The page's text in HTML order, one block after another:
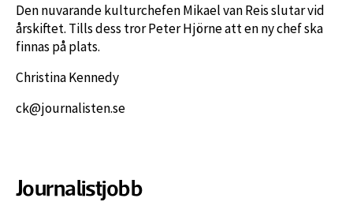
Den nuvarande kulturchefen Mikael van Reis slutar vid
årskiftet. Tills dess tror Peter Hjörne att en ny chef ska
finnas på plats.
Christina Kennedy
ck@journalisten.se
Journalistjobb